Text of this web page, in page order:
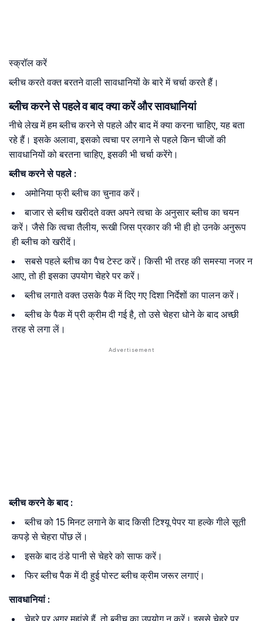
स्क्रॉल करें
ब्लीच करते वक्त बरतने वाली सावधानियों के बारे में चर्चा करते हैं।
ब्लीच करने से पहले व बाद क्या करें और सावधानियां
नीचे लेख में हम ब्लीच करने से पहले और बाद में क्या करना चाहिए, यह बता
रहे हैं। इसके अलावा, इसको त्वचा पर लगाने से पहले किन चीजों की
सावधानियों को बरतना चाहिए, इसकी भी चर्चा करेंगे।
ब्लीच करने से पहले :
अमोनिया फ्री ब्लीच का चुनाव करें।
बाजार से ब्लीच खरीदते वक्त अपने त्वचा के अनुसार ब्लीच का चयन
करें। जैसे कि त्वचा तैलीय, रूखी जिस प्रकार की भी ही हो उनके अनुरूप
ही ब्लीच को खरीदें।
सबसे पहले ब्लीच का पैच टेस्ट करें। किसी भी तरह की समस्या नजर न
आए, तो ही इसका उपयोग चेहरे पर करें।
ब्लीच लगाते वक्त उसके पैक में दिए गए दिशा निर्देशों का पालन करें।
ब्लीच के पैक में प्री क्रीम दी गई है, तो उसे चेहरा धोने के बाद अच्छी
तरह से लगा लें।
ब्लीच करने के बाद :
ब्लीच को 15 मिनट लगाने के बाद किसी टिश्यू पेपर या हल्के गीले सूती
कपड़े से चेहरा पोंछ लें।
इसके बाद ठंडे पानी से चेहरे को साफ करें।
फिर ब्लीच पैक में दी हुई पोस्ट ब्लीच क्रीम जरूर लगाएं।
सावधानियां :